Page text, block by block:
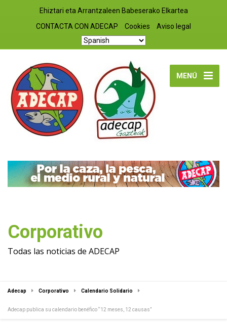
Ehiztari eta Arrantzaleen Babeserako Elkartea
CONTACTA CON ADECAP
Cookies Aviso legal
MENÚ
Corporativo
Todas las noticias de ADECAP
Adecap Corporativo Calendario Solidario
Adecap publica su calendario benéfico “12 meses, 12 causas”